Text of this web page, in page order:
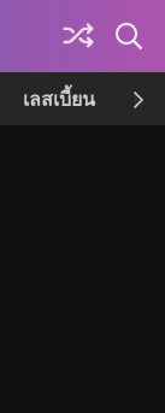
เลสเบี้ยน เค